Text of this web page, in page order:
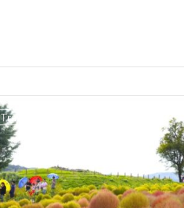
Travel